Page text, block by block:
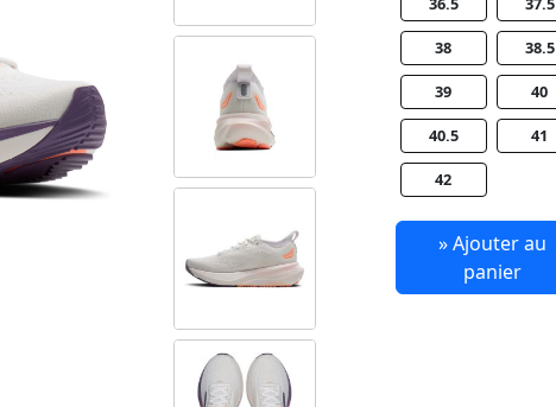
38 38.5
39 40
40.5 41
42
» Ajouter au
panier